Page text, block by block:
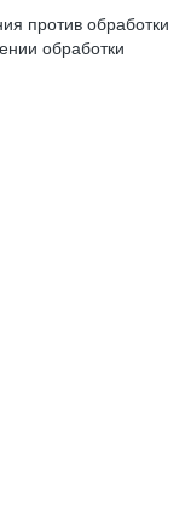
против обработки
обработки